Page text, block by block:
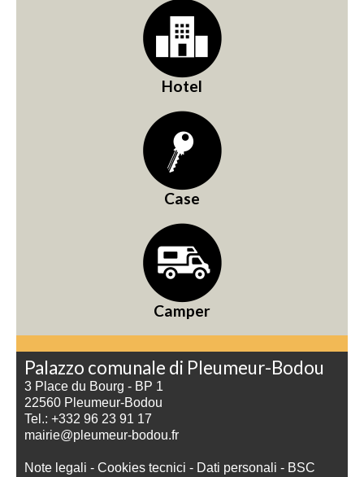
Hotel
Case
Camper
Palazzo comunale di Pleumeur-Bodou
3 Place du Bourg - BP 1
22560 Pleumeur-Bodou
Tel.: +332 96 23 91 17
mairie@pleumeur-bodou.fr
Note legali - Cookies tecnici - Dati personali - BSC